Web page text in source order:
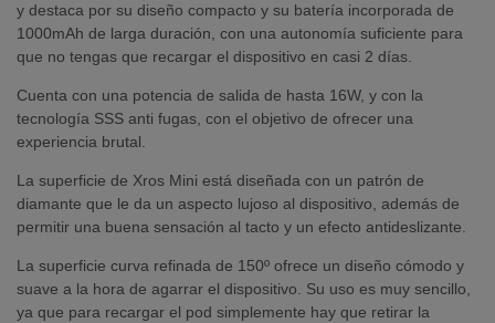
y destaca por su diseño compacto y su batería incorporada de
1000mAh de larga duración, con una autonomía suficiente para
que no tengas que recargar el dispositivo en casi 2 días.
Cuenta con una potencia de salida de hasta 16W, y con la
tecnología SSS anti fugas, con el objetivo de ofrecer una
experiencia brutal.
La superficie de Xros Mini está diseñada con un patrón de
diamante que le da un aspecto lujoso al dispositivo, además de
permitir una buena sensación al tacto y un efecto antideslizante.
La superficie curva refinada de 150º ofrece un diseño cómodo y
suave a la hora de agarrar el dispositivo. Su uso es muy sencillo,
ya que para recargar el pod simplemente hay que retirar la